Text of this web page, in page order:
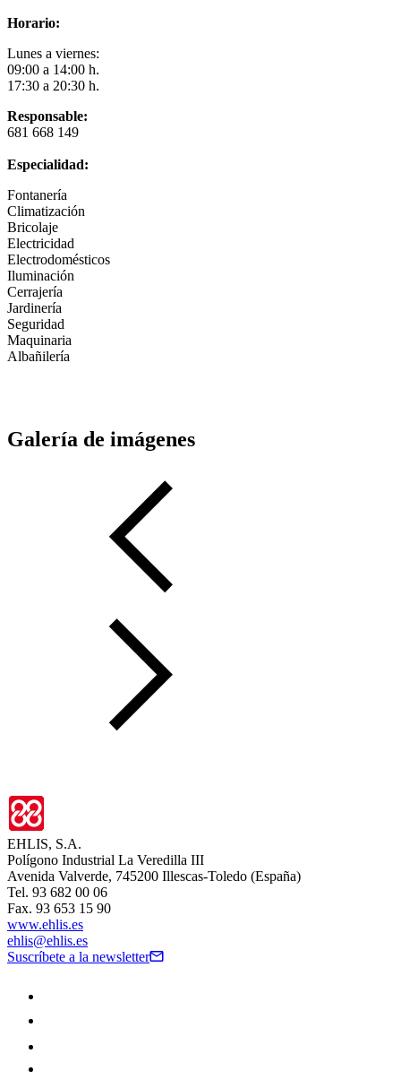
Horario:
Lunes a viernes:
09:00 a 14:00 h.
17:30 a 20:30 h.
Responsable:
681 668 149
Especialidad:
Fontanería
Climatización
Bricolaje
Electricidad
Electrodomésticos
Iluminación
Cerrajería
Jardinería
Seguridad
Maquinaria
Albañilería
Galería de imágenes
EHLIS, S.A.
Polígono Industrial La Veredilla III
Avenida Valverde, 745200 Illescas-Toledo (España)
Tel. 93 682 00 06
Fax. 93 653 15 90
www.ehlis.es
ehlis@ehlis.es
Suscríbete a la newsletter